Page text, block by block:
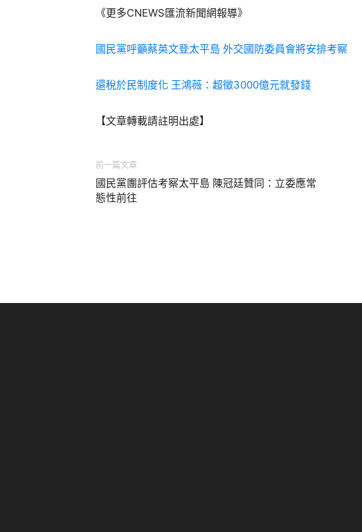
《更多CNEWS匯流新聞網報導》
國民黨呼籲蔡英文登太平島 外交國防委員會將安排考察
還稅於民制度化 王鴻薇：超徵3000億元就發錢
【文章轉載請註明出處】
前一篇文章
國民黨團評估考察太平島 陳冠廷贊同：立委應常
態性前往